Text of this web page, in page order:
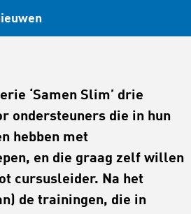
‘Samen Slim’ drie
ondersteuners die in hun
hebben met
en die graag zelf willen
cursusleider. Na het
de trainingen, die in